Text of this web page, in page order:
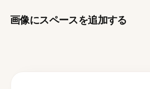
画像にスペースを追加する